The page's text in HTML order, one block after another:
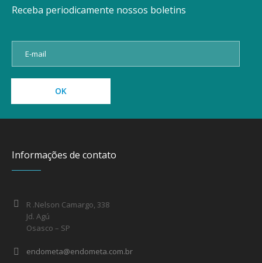
Receba periodicamente nossos boletins
Informações de contato
R .Nelson Camargo, 338
Jd. Agú
Osasco – SP
endometa@endometa.com.br